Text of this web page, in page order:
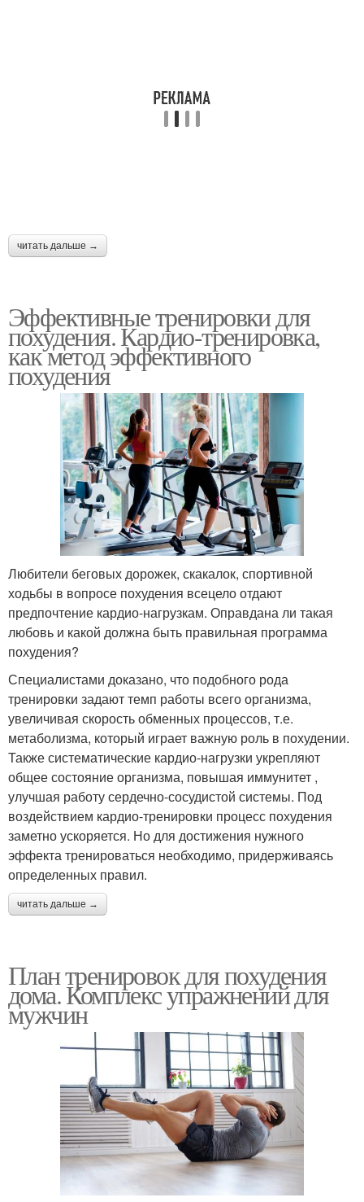
Тренировки без железа Упражнения на месяц
читать дальше →
Эффективные тренировки для
похудения. Кардио-тренировка,
как метод эффективного
похудения
Любители беговых дорожек, скакалок, спортивной
ходьбы в вопросе похудения всецело отдают
предпочтение кардио-нагрузкам. Оправдана ли такая
любовь и какой должна быть правильная программа
похудения?
Специалистами доказано, что подобного рода
тренировки задают темп работы всего организма,
увеличивая скорость обменных процессов, т.е.
метаболизма, который играет важную роль в похудении.
Также систематические кардио-нагрузки укрепляют
общее состояние организма, повышая иммунитет ,
улучшая работу сердечно-сосудистой системы. Под
воздействием кардио-тренировки процесс похудения
заметно ускоряется. Но для достижения нужного
эффекта тренироваться необходимо, придерживаясь
определенных правил.
читать дальше →
План тренировок для похудения
дома. Комплекс упражнений для
мужчин